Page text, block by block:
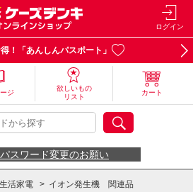
ログイン
！「あんしんパスポート」
ジ
欲しいもの
リスト
カート
スワード変更のお願い
活家電 > イオン発生機 関連品